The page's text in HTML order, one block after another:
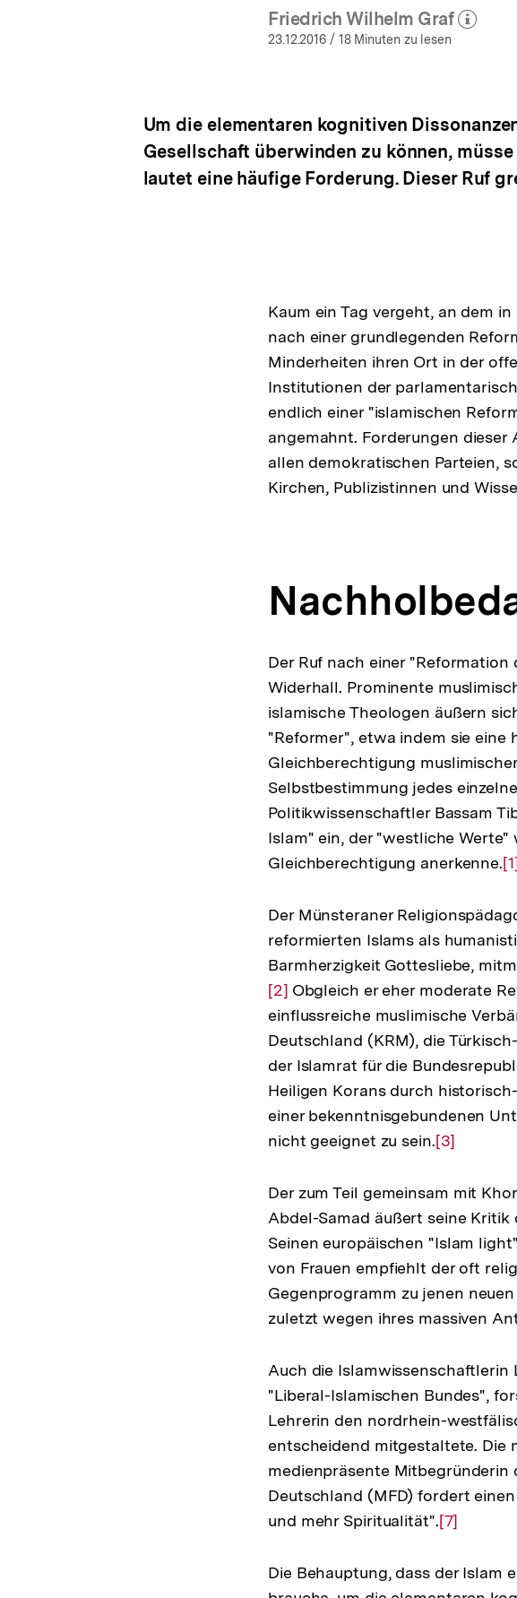
Friedrich Wilhelm Graf
(Mehr zum Autor)
23.12.2016 / 18 Minuten zu lesen
Um die elementaren kognitiven
Gesellschaft überwinden zu können,
lautet eine häufige Forderung. Dieser Ruf
Kaum ein Tag vergeht, an dem
nach einer grundlegenden
Minderheiten ihren Ort in der
Institutionen der
endlich einer "islamischen
angemahnt. Forderungen
allen demokratischen Parteien,
Kirchen, Publizistinnen und
Der Ruf nach einer
Widerhall. Prominente
islamische Theologen äußern
"Reformer", etwa indem sie
Gleichberechtigung
Selbstbestimmung jedes
Politikwissenschaftler Bassam
Islam" ein, der "westliche
Gleichberechtigung anerkenne.
Der Münsteraner
reformierten Islams als
Barmherzigkeit Gottesliebe,
[2] Obgleich er eher moderate
einflussreiche muslimische
Deutschland (KRM), die
der Islamrat für die
Heiligen Korans durch
einer bekenntnisgebundenen
nicht geeignet zu sein.Zur
der
Fußnote
[3]
Der zum Teil gemeinsam mit
Abdel-Samad äußert seine
Seinen europäischen "Islam
von Frauen empfiehlt der oft
Gegenprogramm zu jenen
zuletzt wegen ihres massiven
Auch die Islamwissenschaftlerin
"Liberal-Islamischen Bundes",
Lehrerin den nordrhein-
entscheidend mitgestaltete. Die
medienpräsente Mitbegründerin
Deutschland (MFD) fordert
und mehr Spiritualität".Zur
der
[7]
Die Behauptung, dass der Islam